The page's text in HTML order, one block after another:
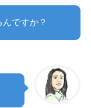
ですか？